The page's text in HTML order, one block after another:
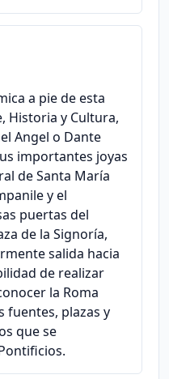
a pie de esta
Historia y Cultura,
Angel o Dante
importantes joyas
de Santa María
y el
puertas del
de la Signoría,
salida hacia
de realizar
la Roma
fuentes, plazas y
que se